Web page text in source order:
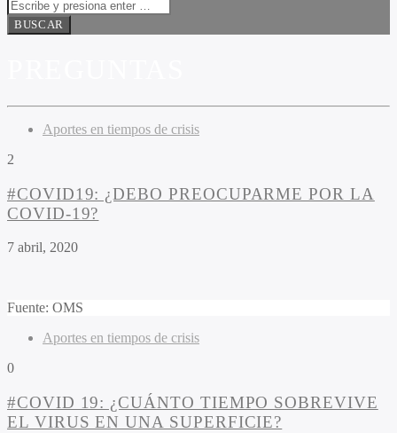
Aportes en tiempos de crisis
2
#COVID19: ¿DEBO PREOCUPARME POR LA
COVID-19?
7 abril, 2020
Fuente: OMS
Aportes en tiempos de crisis
0
#COVID 19: ¿CUÁNTO TIEMPO SOBREVIVE
EL VIRUS EN UNA SUPERFICIE?